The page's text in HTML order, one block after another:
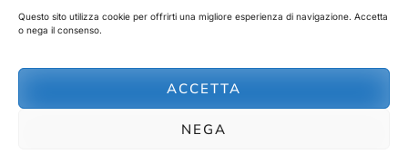
Questo sito utilizza cookie per offrirti una migliore esperienza di navigazione. Accetta
o nega il consenso.
ACCETTA
NEGA
Link rapidi:
abbonamenti@gdodata.it